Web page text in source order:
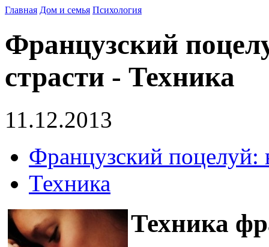
Главная Дом и семья Психология
Французский
страсти - Техника
11.12.2013
Французский поцелуй:
Техника
Техника